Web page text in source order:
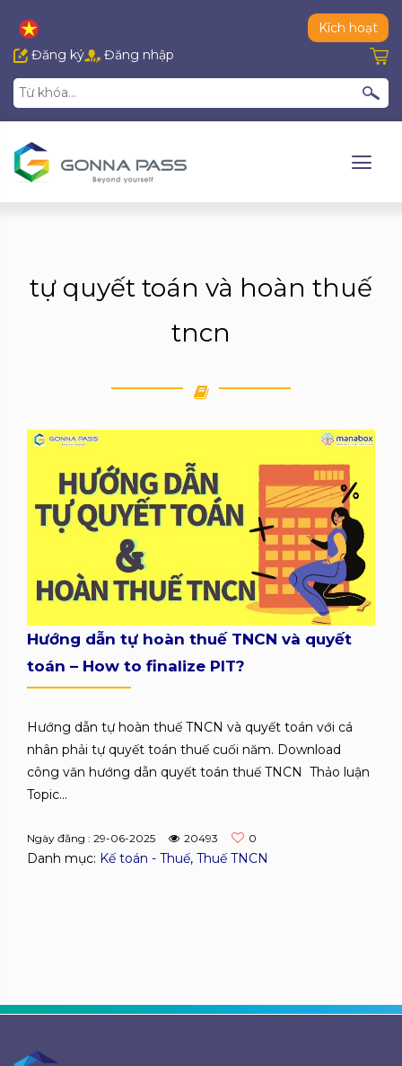
Kích hoạt
Đăng ký
Đăng nhập
tự quyết toán và hoàn thuế
tncn
Hướng dẫn tự hoàn thuế TNCN và quyết
toán – How to finalize PIT?
Hướng dẫn tự hoàn thuế TNCN và quyết toán với cá
nhân phải tự quyết toán thuế cuối năm. Download
công văn hướng dẫn quyết toán thuế TNCN Thảo luận
Topic...
Ngày đăng : 29-06-2025 20493 0
Danh mục: Kế toán - Thuế, Thuế TNCN